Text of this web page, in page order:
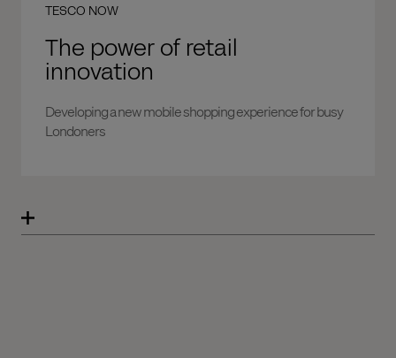
TESCO NOW
The power of retail
innovation
Developing a new mobile shopping experience for busy
Londoners